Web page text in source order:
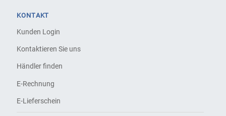
KONTAKT
Kunden Login
Kontaktieren Sie uns
Händler finden
E-Rechnung
E-Lieferschein